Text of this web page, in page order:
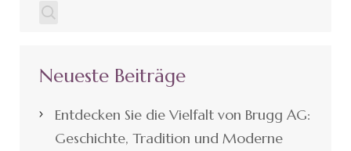
Neueste Beiträge
Entdecken Sie die Vielfalt von Brugg AG:
Geschichte, Tradition und Moderne